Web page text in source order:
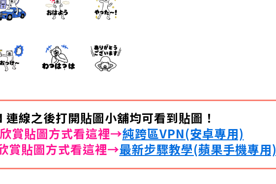
連線之後打開貼圖小舖均可看到貼圖！
賞貼圖方式看這裡→純跨區VPN(安卓專用)
賞貼圖方式看這裡→最新步驟教學(蘋果手機專用)